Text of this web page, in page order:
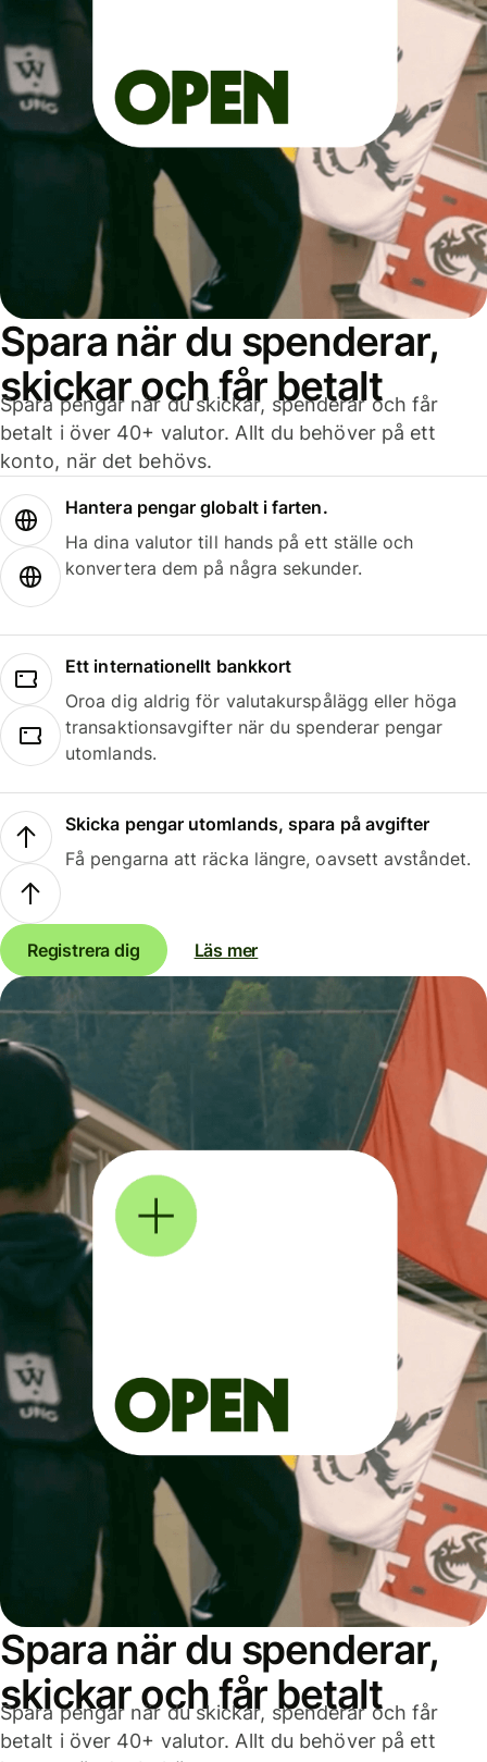
Spara när du spenderar,
skickar och får betalt
Spara pengar när du skickar, spenderar och får
betalt i över 40+ valutor. Allt du behöver på ett
konto, när det behövs.
Hantera pengar globalt i farten.
Ha dina valutor till hands på ett ställe och
konvertera dem på några sekunder.
Ett internationellt bankkort
Oroa dig aldrig för valutakurspålägg eller höga
transaktionsavgifter när du spenderar pengar
utomlands.
Skicka pengar utomlands, spara på avgifter
Få pengarna att räcka längre, oavsett avståndet.
Registrera dig Läs mer
Spara när du spenderar,
skickar och får betalt
Spara pengar när du skickar, spenderar och får
betalt i över 40+ valutor. Allt du behöver på ett